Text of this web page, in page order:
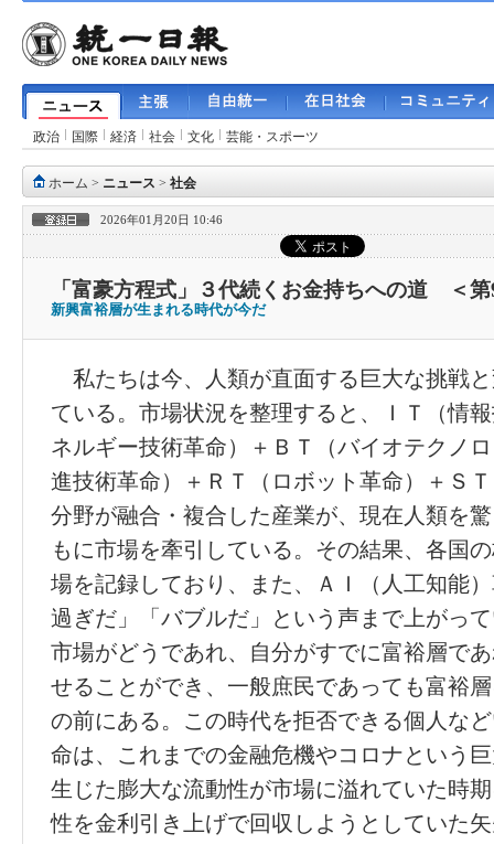
政治 国際 経済 社会 文化 芸能・スポーツ
ホーム > ニュース > 社会
2026年01月20日 10:46
「富豪方程式」３代続くお金持ちへの道 ＜
新興富裕層が生まれる時代が今だ
私たちは今、人類が直面する巨大な挑戦
ている。市場状況を整理すると、ＩＴ（情
ネルギー技術革命）＋ＢＴ（バイオテクノ
進技術革命）＋ＲＴ（ロボット革命）＋Ｓ
分野が融合・複合した産業が、現在人類を
もに市場を牽引している。その結果、各国
場を記録しており、また、ＡＩ（人工知能
過ぎだ」「バブルだ」という声まで上がっ
市場がどうであれ、自分がすでに富裕層で
せることができ、一般庶民であっても富裕
の前にある。この時代を拒否できる個人な
命は、これまでの金融危機やコロナという
生じた膨大な流動性が市場に溢れていた時
性を金利引き上げで回収しようとしていた